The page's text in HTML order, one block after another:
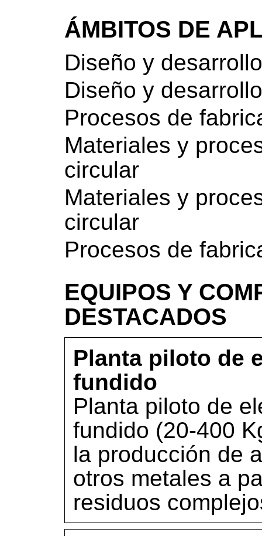
ÁMBITOS DE
Diseño y
Diseño y
Procesos de
Materiales y
circular
Materiales y
circular
Procesos de
EQUIPOS Y
DESTACADOS
Planta piloto de
fundido
Planta piloto de
fundido (20-400
la producción de
otros metales a
residuos